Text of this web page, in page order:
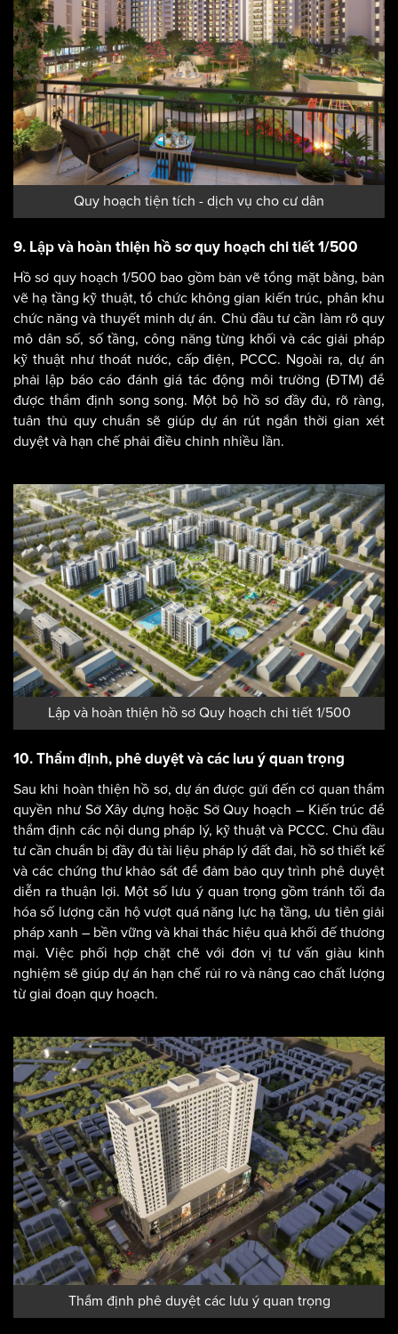
Quy hoạch tiện tích - dịch vụ cho cư dân
9. Lập và hoàn thiện hồ sơ quy hoạch chi tiết 1/500
Hồ sơ quy hoạch 1/500 bao gồm bản vẽ tổng mặt bằng, bản
vẽ hạ tầng kỹ thuật, tổ chức không gian kiến trúc, phân khu
chức năng và thuyết minh dự án. Chủ đầu tư cần làm rõ quy
mô dân số, số tầng, công năng từng khối và các giải pháp
kỹ thuật như thoát nước, cấp điện, PCCC. Ngoài ra, dự án
phải lập báo cáo đánh giá tác động môi trường (ĐTM) để
được thẩm định song song. Một bộ hồ sơ đầy đủ, rõ ràng,
tuân thủ quy chuẩn sẽ giúp dự án rút ngắn thời gian xét
duyệt và hạn chế phải điều chỉnh nhiều lần.
Lập và hoàn thiện hồ sơ Quy hoạch chi tiết 1/500
10. Thẩm định, phê duyệt và các lưu ý quan trọng
Sau khi hoàn thiện hồ sơ, dự án được gửi đến cơ quan thẩm
quyền như Sở Xây dựng hoặc Sở Quy hoạch – Kiến trúc để
thẩm định các nội dung pháp lý, kỹ thuật và PCCC. Chủ đầu
tư cần chuẩn bị đầy đủ tài liệu pháp lý đất đai, hồ sơ thiết kế
và các chứng thư khảo sát để đảm bảo quy trình phê duyệt
diễn ra thuận lợi. Một số lưu ý quan trọng gồm tránh tối đa
hóa số lượng căn hộ vượt quá năng lực hạ tầng, ưu tiên giải
pháp xanh – bền vững và khai thác hiệu quả khối đế thương
mại. Việc phối hợp chặt chẽ với đơn vị tư vấn giàu kinh
nghiệm sẽ giúp dự án hạn chế rủi ro và nâng cao chất lượng
từ giai đoạn quy hoạch.
Thẩm định phê duyệt các lưu ý quan trọng